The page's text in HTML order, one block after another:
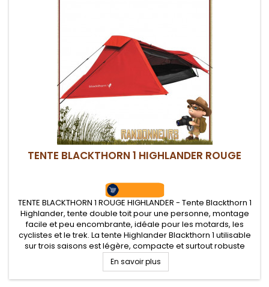
TENTE BLACKTHORN 1 HIGHLANDER ROUGE
TENTE BLACKTHORN 1 ROUGE HIGHLANDER - Tente Blackthorn 1
Highlander, tente double toit pour une personne, montage
facile et peu encombrante, idéale pour les motards, les
cyclistes et le trek. La tente Highlander Blackthorn 1 utilisable
sur trois saisons est légère, compacte et surtout robuste
avec un transport facilité avec son sac de compression.
En savoir plus